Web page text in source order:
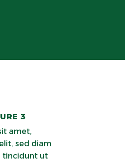
3
amet,
sed diam
tincidunt ut